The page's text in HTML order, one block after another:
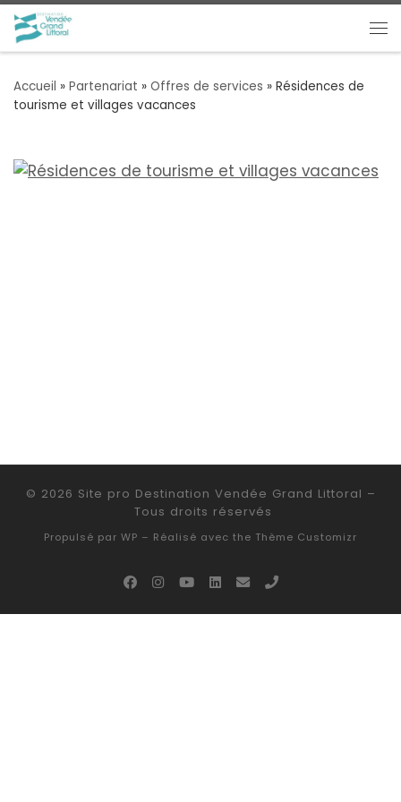
Passer au contenu
Accueil » Partenariat » Offres de services » Résidences de
tourisme et villages vacances
© 2026 Site pro Destination Vendée Grand Littoral –
Tous droits réservés
Propulsé par WP – Réalisé avec the Thème Customizr